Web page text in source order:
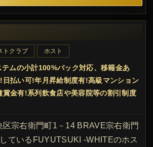
トクラブ ホスト
ムの小計100%バック対応、移籍金あ
日払い可!年月昇給制度有!高級マンション
金有!系列飲食店や美容院等の割引制度
区宗右衛門町1－14 BRAVE宗右衛門
ているFUYUTSUKI -WHITEのホス